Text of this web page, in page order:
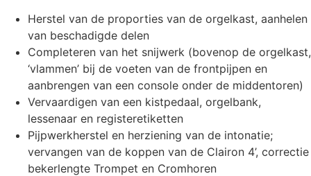
Herstel van de proporties van de orgelkast, aanhelen
van beschadigde delen
Completeren van het snijwerk (bovenop de orgelkast,
‘vlammen’ bij de voeten van de frontpijpen en
aanbrengen van een console onder de middentoren)
Vervaardigen van een kistpedaal, orgelbank,
lessenaar en registeretiketten
Pijpwerkherstel en herziening van de intonatie;
vervangen van de koppen van de Clairon 4’, correctie
bekerlengte Trompet en Cromhoren